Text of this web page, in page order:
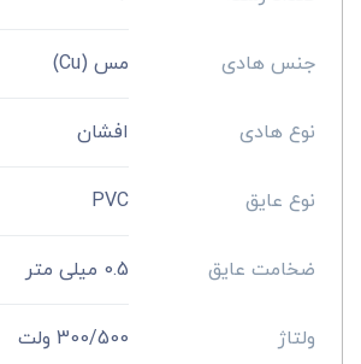
جنس هادی مس (Cu)
نوع هادی افشان
نوع عایق PVC
ضخامت عایق 0.5 میلی‌ متر
ولتاژ 300/500 ولت